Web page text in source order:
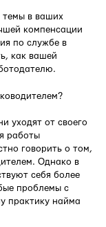
темы в ваших
компенсации
по службе в
как вашей
уходят от своего
работы
говорить о том,
Однако в
себя более
проблемы с
практику найма